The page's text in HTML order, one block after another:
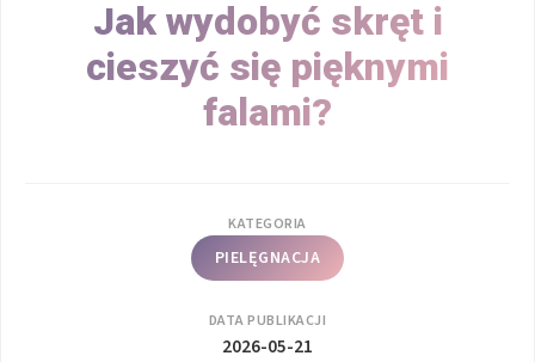
Jak wydobyć skręt i
cieszyć się pięknymi
falami?
KATEGORIA
PIELĘGNACJA
DATA PUBLIKACJI
2026-05-21